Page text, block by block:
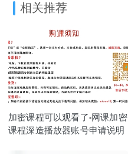
相关推荐
加密课程可以观看了-网课加密
课程深造播放器账号申请说明